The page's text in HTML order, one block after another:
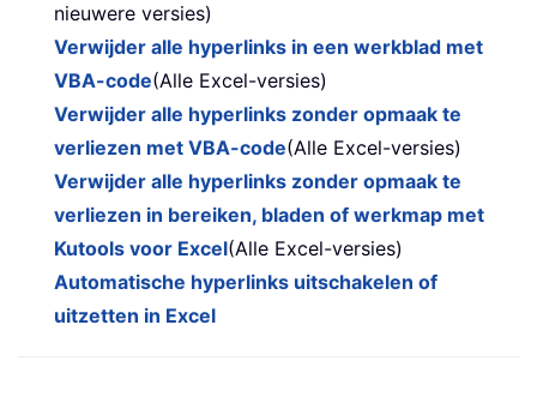
nieuwere versies)
Verwijder alle hyperlinks in een werkblad met
VBA-code(Alle Excel-versies)
Verwijder alle hyperlinks zonder opmaak te
verliezen met VBA-code(Alle Excel-versies)
Verwijder alle hyperlinks zonder opmaak te
verliezen in bereiken, bladen of werkmap met
Kutools voor Excel(Alle Excel-versies)
Automatische hyperlinks uitschakelen of
uitzetten in Excel